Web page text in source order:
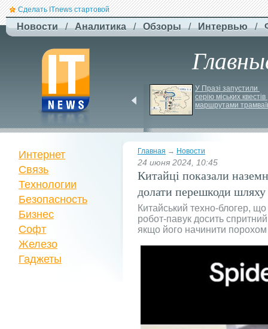
Сделать ITnews стартовой
Новости / Аналитика / Обзоры / Интервью /
плату за ручну поклажу
У Празі запустили
серію міських квестів
маршрутами
Главная → Новости
24 июня 2024, 10:45
Китайці показали
долати перешкоди
Китайський техно-блогер,
робот-павук досить
якщо його начинити
Интернет
Связь
Технологии
Безопасность
Бизнес
Софт
Железо
Гаджеты